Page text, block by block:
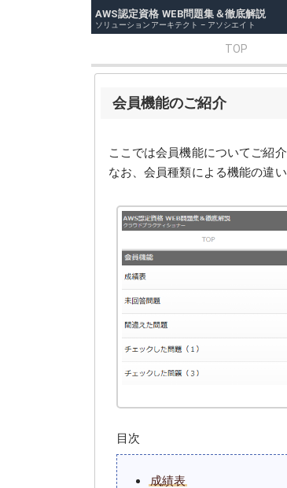
AWS認定資格 WEB問題集＆徹底解説
ソリューションアーキテクト – アソシエイト
TOP
会員機能のご紹介
ここでは会員機能についてご紹介
なお、会員種類による機能の違い
目次
成績表